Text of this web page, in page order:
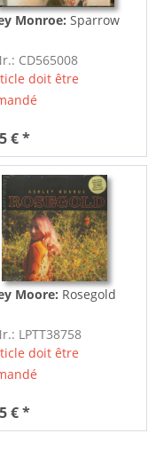
Monroe:Sparrow
CD565008
doit être
€ *
Moore: Rosegold
LPTT38758
doit être
€ *